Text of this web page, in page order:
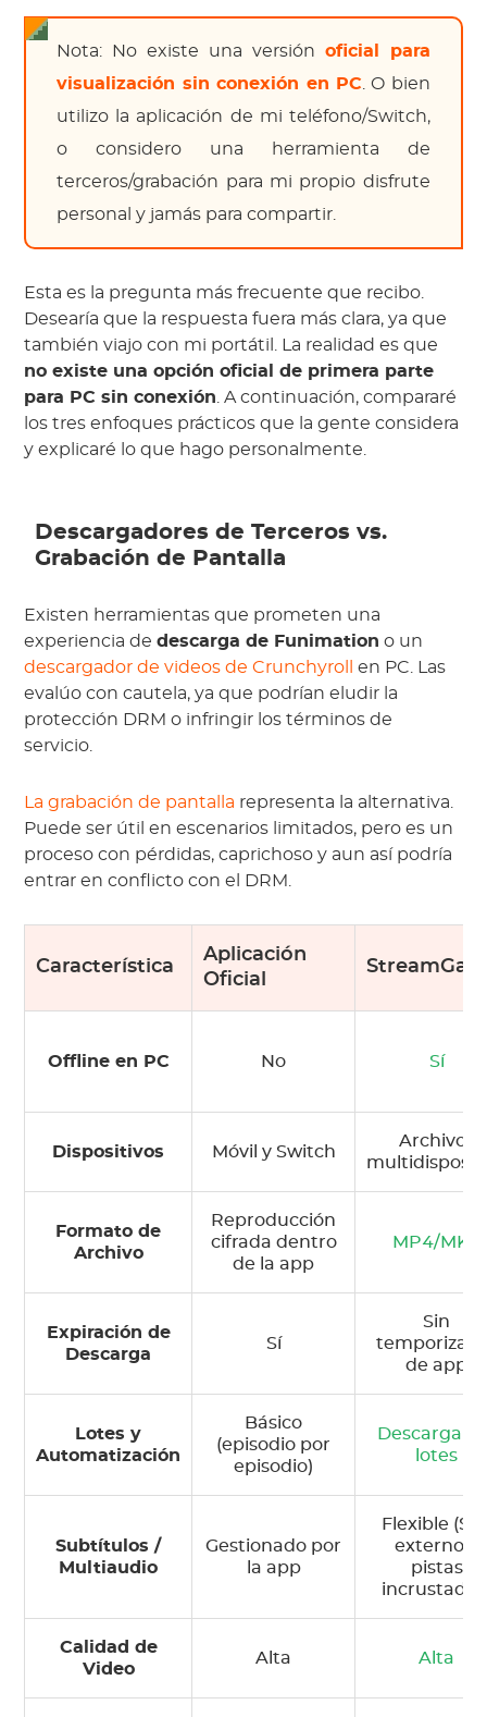
Nota: No existe una versión oficial para
visualización sin conexión en PC. O bien
utilizo la aplicación de mi teléfono/Switch,
o considero una herramienta de
terceros/grabación para mi propio disfrute
personal y jamás para compartir.
Esta es la pregunta más frecuente que recibo.
Desearía que la respuesta fuera más clara, ya que
también viajo con mi portátil. La realidad es que
no existe una opción oficial de primera parte
para PC sin conexión. A continuación, compararé
los tres enfoques prácticos que la gente considera
y explicaré lo que hago personalmente.
Descargadores de Terceros vs.
Grabación de Pantalla
Existen herramientas que prometen una
experiencia dedescarga de Funimation o un
descargador de videos de Crunchyroll
en PC. Las
evalúo con cautela, ya que podrían eludir la
protección DRM o infringir los términos de
servicio.
La grabación de pantalla representa la alternativa.
Puede ser útil en escenarios limitados, pero es un
proceso con pérdidas, caprichoso y aun así podría
entrar en conflicto con el DRM.
Característica
Aplicación
Oficial
Offline en PC No Sí
Dispositivos Móvil y Switch
Archivos
Formato de
Archivo
Reproducción
cifrada dentro
de la app
MP4/MKV
Expiración de
Descarga
Sí
Sin
de app
Lotes y
Automatización
Básico
(episodio por
episodio)
Descarga
lotes
Subtítulos /
Multiaudio
Gestionado por
la app
Flexible
externo o
pistas
Calidad de
Video
Alta Alta